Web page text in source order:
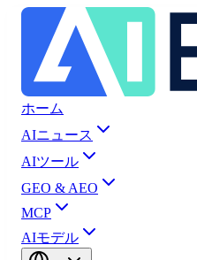
ホーム
AIニュース
AIツール
GEO & AEO
MCP
AIモデル